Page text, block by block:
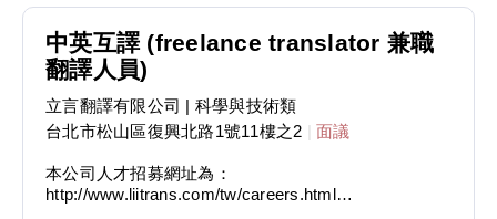
■ 英美語相關科系畢業或具備相應能力
■ 富有教學熱忱及耐心
■ 能自然活潑與孩子互動
中英互譯 (freelance translator 兼職
翻譯人員)
立言翻譯有限公司 | 科學與技術類
台北市松山區復興北路1號11樓之2
面議
本公司人才招募網址為：
http://www.liitrans.com/tw/careers.html